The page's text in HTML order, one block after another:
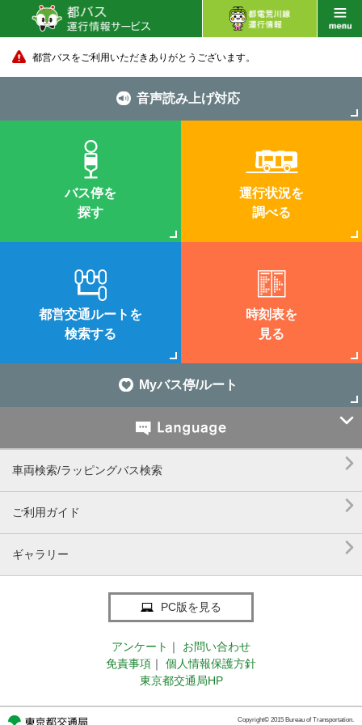
都営バスをご利用いただきありがとうございます。
音声読み上げ対応
バス停を
探す
運行状況を
調べる
都営交通ルートを
検索する
時刻表を
見る
Myバス停/ルート

車両検索/ラッピングバス検索 
ご利用ガイド 
ギャラリー 
PC版を見る
アンケート ｜
お問い合わせ
免責事項 ｜
個人情報保護方針
東京都交通局HP
Copyright© 2015 Bureau of Transportation.